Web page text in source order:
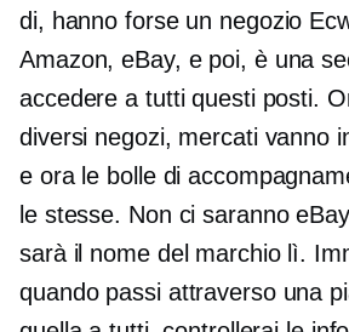
di, hanno forse un negozio
Amazon, eBay, e poi, è una
accedere a tutti questi posti.
diversi negozi, mercati vanno
e ora le bolle di
le stesse. Non ci saranno
sarà il nome del marchio lì.
quando passi attraverso una